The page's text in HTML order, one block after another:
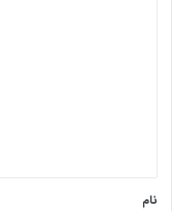
نام